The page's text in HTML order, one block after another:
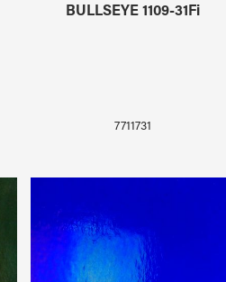
BULLSEYE 1109-31Fi
7711731